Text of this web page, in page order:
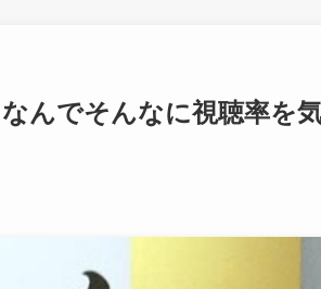
んでそんなに視聴率を